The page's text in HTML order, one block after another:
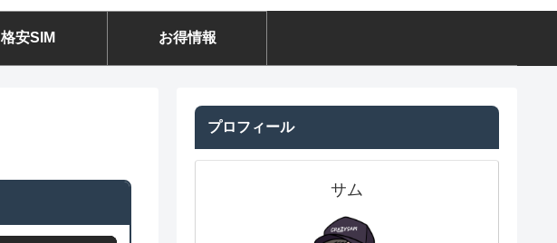
格安SIM お得情報
プロフィール
サム